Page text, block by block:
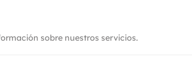
sobre nuestros servicios.